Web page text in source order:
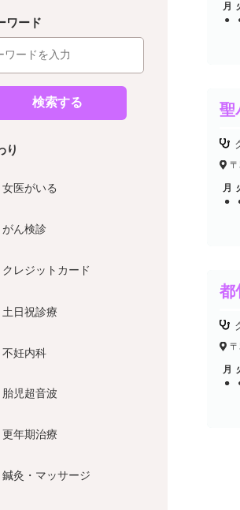
ワード
検索する
り
女医がいる
がん検診
クレジットカード
土日祝診療
不妊内科
胎児超音波
更年期治療
鍼灸・マッサージ
月
●
聖
月
●
●
都
月
●
●